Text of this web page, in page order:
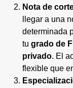
Nota de
llegar a una
determinada
tu grado de
privado. El
flexible que